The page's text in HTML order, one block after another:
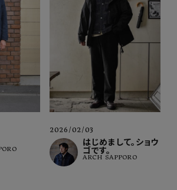
会員登録2026/02/03
はじめまして。ショウ
ゴです。
ARCH SAPPORO